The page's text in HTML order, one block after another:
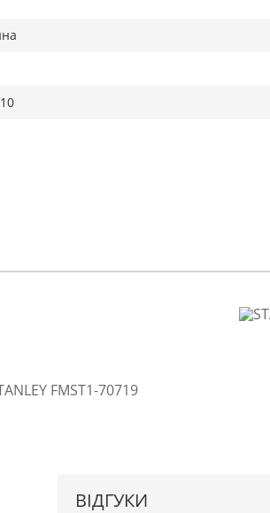
ВІДГУКИ